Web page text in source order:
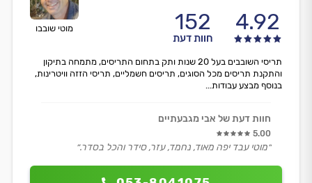
מוטי שובבו 4.92
152
חוות דעת
תריסי השובבים בעל 20 שנות ותק בתחום התריסים, מתמחה בתיקון
והתקנת תריסים מכל הסוגים, תריסים חשמליים, תריסי הזזה וויטרינות,
בנוסף מבצע עבודות...
חוות דעת של אבי מגבעתיים
5.00
״מוטי עבד יפה מאוד, נחמד, עזר, סידר והכל בסדר.״